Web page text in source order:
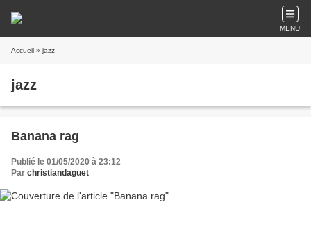
MENU
Accueil » jazz
jazz
Banana rag
Publié le 01/05/2020 à 23:12
Par christiandaguet